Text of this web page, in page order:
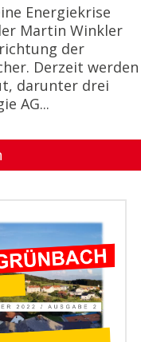
Energiekrise
Martin Winkler
der
Derzeit werden
darunter drei
AG...